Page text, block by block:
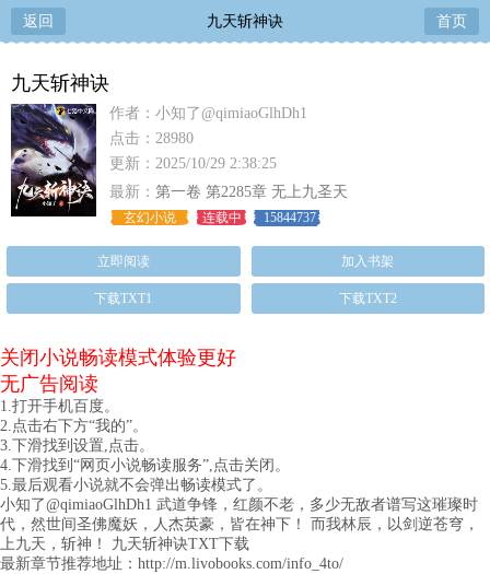
返回 九天斩神诀 首页
九天斩神诀
作者：小知了@qimiaoGlhDh1
点击：28980
更新：2025/10/29 2:38:25
最新： 第一卷 第2285章 无上九圣天
玄幻小说 连载中 15844737
立即阅读 加入书架
下载TXT1 下载TXT2
关闭小说畅读模式体验更好
无广告阅读
1.打开手机百度。
2.点击右下方“我的”。
3.下滑找到设置,点击。
4.下滑找到“网页小说畅读服务”,点击关闭。
5.最后观看小说就不会弹出畅读模式了。
小知了@qimiaoGlhDh1 武道争锋，红颜不老，多少无敌者谱写这璀璨时
代，然世间圣佛魔妖，人杰英豪，皆在神下！ 而我林辰，以剑逆苍穹，
上九天，斩神！ 九天斩神诀TXT下载
最新章节推荐地址：http://m.livobooks.com/info_4to/